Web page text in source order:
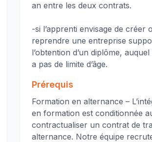
an entre les deux contrats.
-si l’apprenti envisage de créer
reprendre une entreprise
l’obtention d’un diplôme, auquel
a pas de limite d’âge.
Prérequis
Formation en alternance –
en formation est conditionnée
contractualiser un contrat de
alternance. Notre équipe